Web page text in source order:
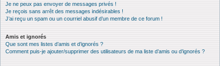
Je ne peux pas envoyer de messages privés !
Je reçois sans arrêt des messages indésirables !
J’ai reçu un spam ou un courriel abusif d’un membre de ce forum !
Amis et ignorés
Que sont mes listes d’amis et d’ignorés ?
Comment puis-je ajouter/supprimer des utilisateurs de ma liste d’amis ou d’ignorés ?